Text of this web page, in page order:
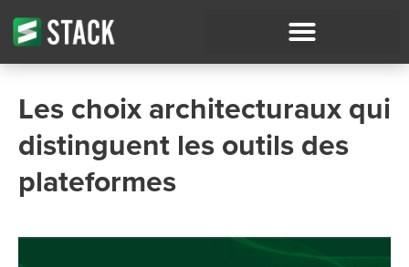
Les choix architecturaux qui
distinguent les outils des
plateformes